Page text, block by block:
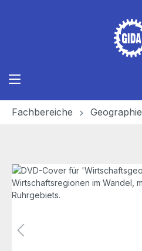
Fachbereiche Geographie
Bildergalerie überspringen